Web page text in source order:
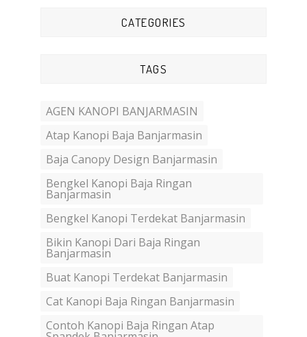
CATEGORIES
TAGS
AGEN KANOPI BANJARMASIN
Atap Kanopi Baja Banjarmasin
Baja Canopy Design Banjarmasin
Bengkel Kanopi Baja Ringan
Banjarmasin
Bengkel Kanopi Terdekat Banjarmasin
Bikin Kanopi Dari Baja Ringan
Banjarmasin
Buat Kanopi Terdekat Banjarmasin
Cat Kanopi Baja Ringan Banjarmasin
Contoh Kanopi Baja Ringan Atap